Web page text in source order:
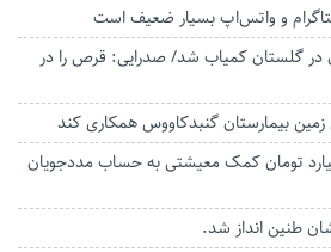
و واتس‌اپ بسیار ضعیف است
در گلستان کمیاب شد/ صدرایی: قرص را در
بیمارستان گنبدکاووس همکاری کند
ماهانه بیش از ۵۱ میلیارد تومان کمک معیشتی به حساب مددجویان
طنین انداز شد.